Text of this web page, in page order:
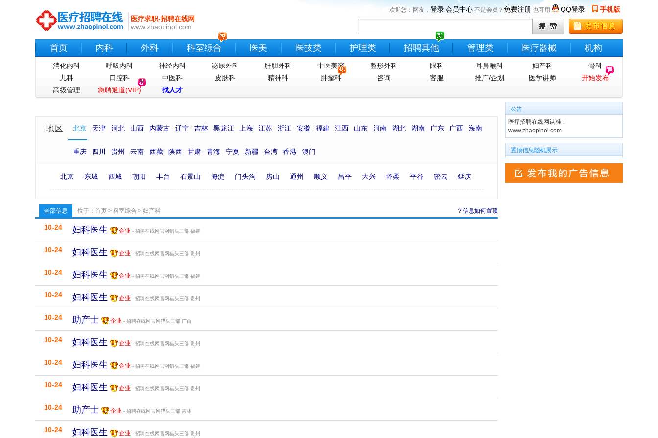
医疗求职-招聘在线网
www.zhaopinol.com
欢迎您：网友， 登录会员中心 不是会员？ 免费注册 也可用 QQ登录 手机版
首页 内科 外科 科室综合 医美 医技类 护理类 招聘其他 管理类 医疗器械 机构
消化内科 呼吸内科 神经内科 泌尿外科 肝胆外科 中医美容 整形外科 眼科 耳鼻喉科 妇产科
骨科
儿科
口腔科 中医科 皮肤科 精神科 肿瘤科 咨询 客服 推广/企划 医学讲师
开始发布
高级管理
急聘通道(VIP) 找人才
地区 北京 天津 河北 山西 内蒙古 辽宁 吉林 黑龙江 上海 江苏 浙江 安徽 福建 江西 山东 河南 湖北 湖南 广东 广西 海南
重庆 四川 贵州 云南 西藏 陕西 甘肃 青海 宁夏 新疆 台湾 香港 澳门
北京 东城 西城 朝阳 丰台 石景山 海淀 门头沟 房山 通州 顺义 昌平 大兴 怀柔 平谷 密云 延庆
全部信息 位于： 首页 > 科室综合 > 妇产科 ？信息如何置顶
10-24 妇科医生 企业 - 招聘在线网官网猎头三部 福建
10-24 妇科医生 企业 - 招聘在线网官网猎头三部 贵州
10-24 妇科医生 企业 - 招聘在线网官网猎头三部 福建
10-24 妇科医生 企业 - 招聘在线网官网猎头三部 贵州
10-24 助产士 企业 - 招聘在线网官网猎头三部 广西
10-24 妇科医生 企业 - 招聘在线网官网猎头三部 贵州
10-24 妇科医生 企业 - 招聘在线网官网猎头三部 福建
10-24 妇科医生 企业 - 招聘在线网官网猎头三部 贵州
10-24 助产士 企业 - 招聘在线网官网猎头三部 吉林
10-24 妇科医生 企业 - 招聘在线网官网猎头三部 贵州
公告
医疗招聘在线网认准：
www.zhaopinol.com
置顶信息随机展示